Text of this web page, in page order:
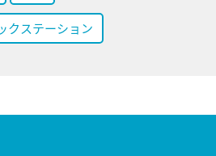
クステーション